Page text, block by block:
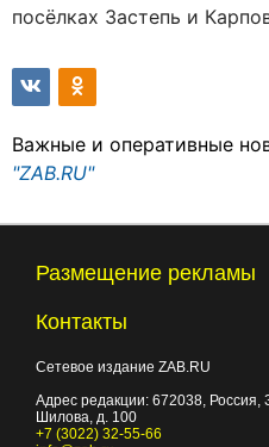
посёлках Застепь и
Важные и оперативные
"ZAB.RU"
Размещение рекламы
Контакты
Сетевое издание ZAB.RU
Адрес редакции: 672038 , Россия,
Шилова, д. 100
+7 (3022) 32-55-66